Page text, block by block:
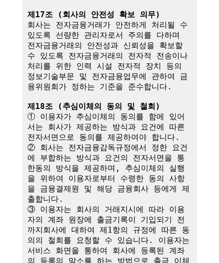
제17조 (회사의 안전성 확보 의무)
회사는 전자금융거래가 안전하게 처리될 수
있도록 선량한 관리자로서 주의를 다하며
전자금융거래의 안전성과 신뢰성을 확보할
수 있도록 전자금융거래의 전자적 전송이나
처리를 위한 인력 시설 전자적 장치 등의
정보기술부문 및 전자금융업무에 관하여 금
융위원회가 정하는 기준을 준수합니다.
제18조 (추심이체의 동의 및 철회)
① 이용자가 추심이체의 동의를 함에 있어
서는 회사가 제공하는 방식과 요건에 따른
전자서면으로 동의를 제공하여야 합니다.
② 회사는 전자금융감독규정에서 정한 요건
에 부합하는 방식과 요건의 전자서면을 통
한동의 방식을 제공하며, 추심이체의 실행
을 위하여 이용자로부터 수령한 동의 사항
을 금융결제원 및 해당 금융회사 등에게 제
출합니다.
③ 이용자는 회사의 거래지시에 따라 이용
자의 계좌 원장에 출금기록이 기입되기 전
까지회사에 대하여 제1항의 규정에 따른 동
의의 철회를 요청할 수 있습니다. 이용자는
서비스 화면을 통하여 회사에 등록된 계좌
의 등록의 말소를 하는 방법으로 출금 이체